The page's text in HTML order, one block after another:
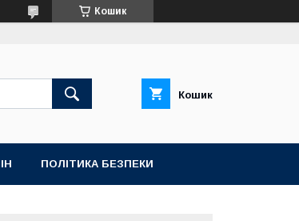
Кошик
Кошик
ПОЛІТИКА БЕЗПЕКИ